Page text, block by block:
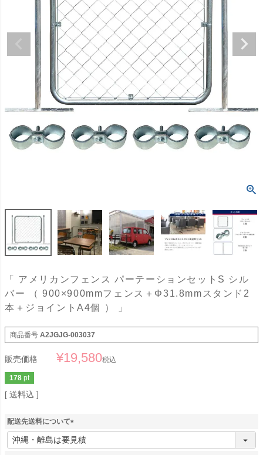
「 アメリカンフェンス パーテーションセットS シル
バー （ 900×900mmフェンス＋Φ31.8mmスタンド2
本＋ジョイントA4個 ） 」
商品番号 A2JGJG-003037
販売価格 ¥19,580税込
178 pt
送料込
配送先送料について
(
必